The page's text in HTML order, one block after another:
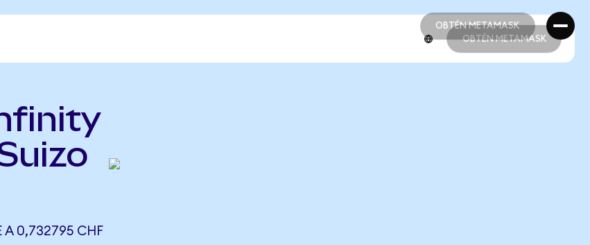
OBTÉN METAMASK
OBTÉN METAMASK
OBTÉN METAMASK
A 0,732795 CHF